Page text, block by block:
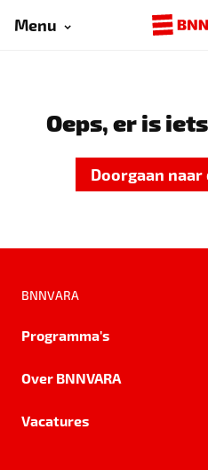
Menu
Oeps, er is
Doorgaan naar
BNNVARA
Programma's
Over BNNVARA
Vacatures